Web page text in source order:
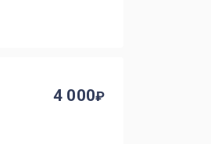
4 000